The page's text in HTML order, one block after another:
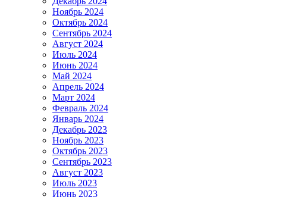
Ноябрь 2024
Октябрь 2024
Сентябрь 2024
Август 2024
Июль 2024
Июнь 2024
Май 2024
Апрель 2024
Март 2024
Февраль 2024
Январь 2024
Декабрь 2023
Ноябрь 2023
Октябрь 2023
Сентябрь 2023
Август 2023
Июль 2023
Июнь 2023